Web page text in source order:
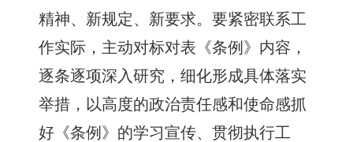
精神、新规定、新要求。要紧密联系工
作实际，主动对标对表《条例》内容，
逐条逐项深入研究，细化形成具体落实
举措，以高度的政治责任感和使命感抓
好《条例》的学习宣传、贯彻执行工